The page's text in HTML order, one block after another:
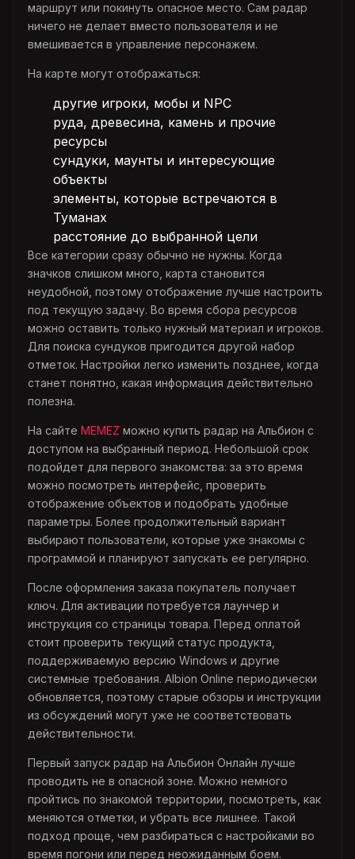
маршрут или покинуть опасное место. Сам радар
ничего не делает вместо пользователя и не
вмешивается в управление персонажем.
На карте могут отображаться:
другие игроки, мобы и NPC
руда, древесина, камень и прочие
ресурсы
сундуки, маунты и интересующие
объекты
элементы, которые встречаются в
Туманах
расстояние до выбранной цели
Все категории сразу обычно не нужны. Когда
значков слишком много, карта становится
неудобной, поэтому отображение лучше настроить
под текущую задачу. Во время сбора ресурсов
можно оставить только нужный материал и игроков.
Для поиска сундуков пригодится другой набор
отметок. Настройки легко изменить позднее, когда
станет понятно, какая информация действительно
полезна.
На сайте MEMEZ можно купить радар на Альбион с
доступом на выбранный период. Небольшой срок
подойдет для первого знакомства: за это время
можно посмотреть интерфейс, проверить
отображение объектов и подобрать удобные
параметры. Более продолжительный вариант
выбирают пользователи, которые уже знакомы с
программой и планируют запускать ее регулярно.
После оформления заказа покупатель получает
ключ. Для активации потребуется лаунчер и
инструкция со страницы товара. Перед оплатой
стоит проверить текущий статус продукта,
поддерживаемую версию Windows и другие
системные требования. Albion Online периодически
обновляется, поэтому старые обзоры и инструкции
из обсуждений могут уже не соответствовать
действительности.
Первый запуск радар на Альбион Онлайн лучше
проводить не в опасной зоне. Можно немного
пройтись по знакомой территории, посмотреть, как
меняются отметки, и убрать все лишнее. Такой
подход проще, чем разбираться с настройками во
время погони или перед неожиданным боем.